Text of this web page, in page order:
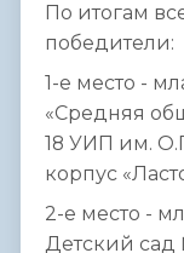
По итогам
победители:
1-е место -
«Средняя
18 УИП им.
корпус
2-е место -
Детский сад